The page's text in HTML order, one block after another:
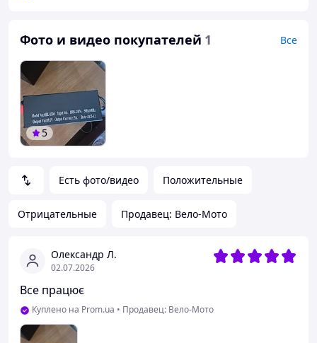
Есть фото/видео Положительные
Отрицательные Продавец: Вело-Мото
Олександр Л.
02.07.2026
Все працює
Куплено на Prom.ua • Продавец: Вело-Мото
Фото и видео покупателей 1 Все
5